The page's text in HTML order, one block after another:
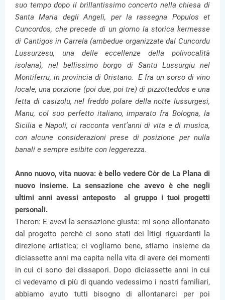
suo tempo dopo il brillantissimo concerto nella chiesa di
Santa Maria degli Angeli, per la rassegna Populos et
Cuncordos, che precede di un giorno la storica kermesse
di Cantigos in Carrela (ambedue organizzate dal Cuncordu
Lussurzesu, una delle eccellenze della polivocalità
isolana), nel bellissimo borgo di Santu Lussurgiu nel
Montiferru, in provincia di Oristano. E fra un sorso di vino
locale, una porzione (poi due, poi tre) di pizzotteddos e una
fetta di casizolu, nel freddo polare della notte lussurgesi,
Manu, col suo perfetto italiano, imparato fra Bologna, la
Sicilia e Napoli, ci racconta vent’anni di vita e di musica,
con alcune considerazioni prese di posizione per nulla
banali e sempre esibite con leggerezza.
Anno nuovo, vita nuova: è bello vedere Còr de La Plana di
nuovo insieme. La sensazione che avevo è che negli
ultimi anni avessi anteposto al gruppo i tuoi progetti
personali.
Theron: E avevi la sensazione giusta: mi sono allontanato
dal progetto perchè ci sono stati dei litigi riguardanti la
direzione artistica; ci vogliamo bene, stiamo insieme da
diciassette anni ma capita nella vita di avere dei momenti
in cui ci sono dei dissapori. Dopo diciassette anni in cui
ci vedevamo di più di quando vedessimo i nostri familiari,
abbiamo avuto tutti bisogno di allontanarci per poi